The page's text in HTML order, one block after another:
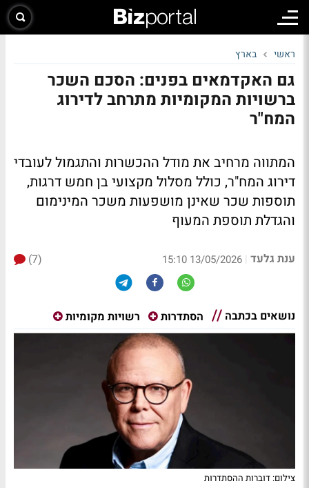
ראשי בארץ
גם האקדמאים בפנים: הסכם השכר
ברשויות המקומיות מתרחב לדירוג
המח"ר
המתווה מרחיב את מודל ההכשרות והתגמול לעובדי
דירוג המח"ר, כולל מסלול מקצועי בן חמש דרגות,
תוספות שכר שאינן מושפעות משכר המינימום
והגדלת תוספת המעוף
ענת גלעד |
13/05/2026 15:10
(7)
נושאים בכתבה הסתדרות רשויות מקומיות
צילום: דוברות ההסתדרות